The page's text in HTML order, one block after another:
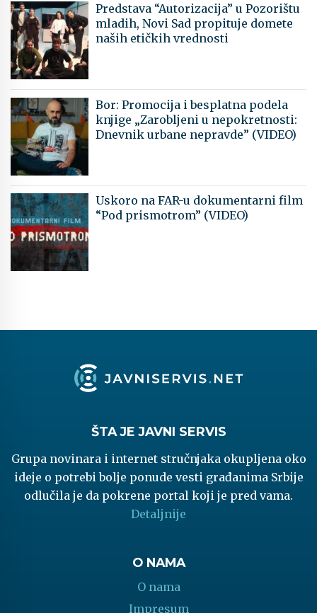
Predstava “Autorizacija” u Pozorištu
mladih, Novi Sad propituje domete
naših etičkih vrednosti
Bor: Promocija i besplatna podela
knjige „Zarobljeni u nepokretnosti:
Dnevnik urbane nepravde” (VIDEO)
Uskoro na FAR-u dokumentarni film
“Pod prismotrom” (VIDEO)
ŠTA JE JAVNI SERVIS
Grupa novinara i internet stručnjaka okupljena oko
ideje o potrebi bolje ponude vesti građanima Srbije
odlučila je da pokrene portal koji je pred vama.
Detaljnije
O NAMA
O nama
Impresum